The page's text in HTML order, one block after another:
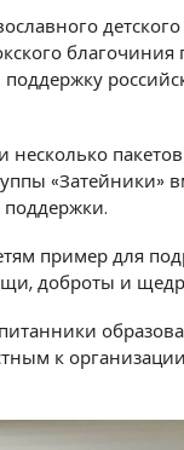
благочиния
несколько
«Затейники»
пример для
доброты и
к